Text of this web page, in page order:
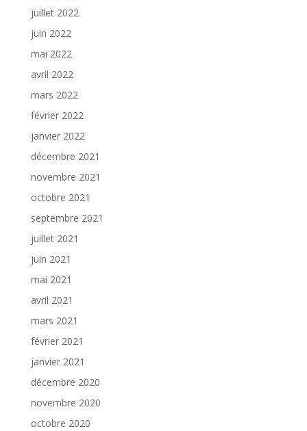
juillet 2022
juin 2022
mai 2022
avril 2022
mars 2022
février 2022
janvier 2022
décembre 2021
novembre 2021
octobre 2021
septembre 2021
juillet 2021
juin 2021
mai 2021
avril 2021
mars 2021
février 2021
janvier 2021
décembre 2020
novembre 2020
octobre 2020